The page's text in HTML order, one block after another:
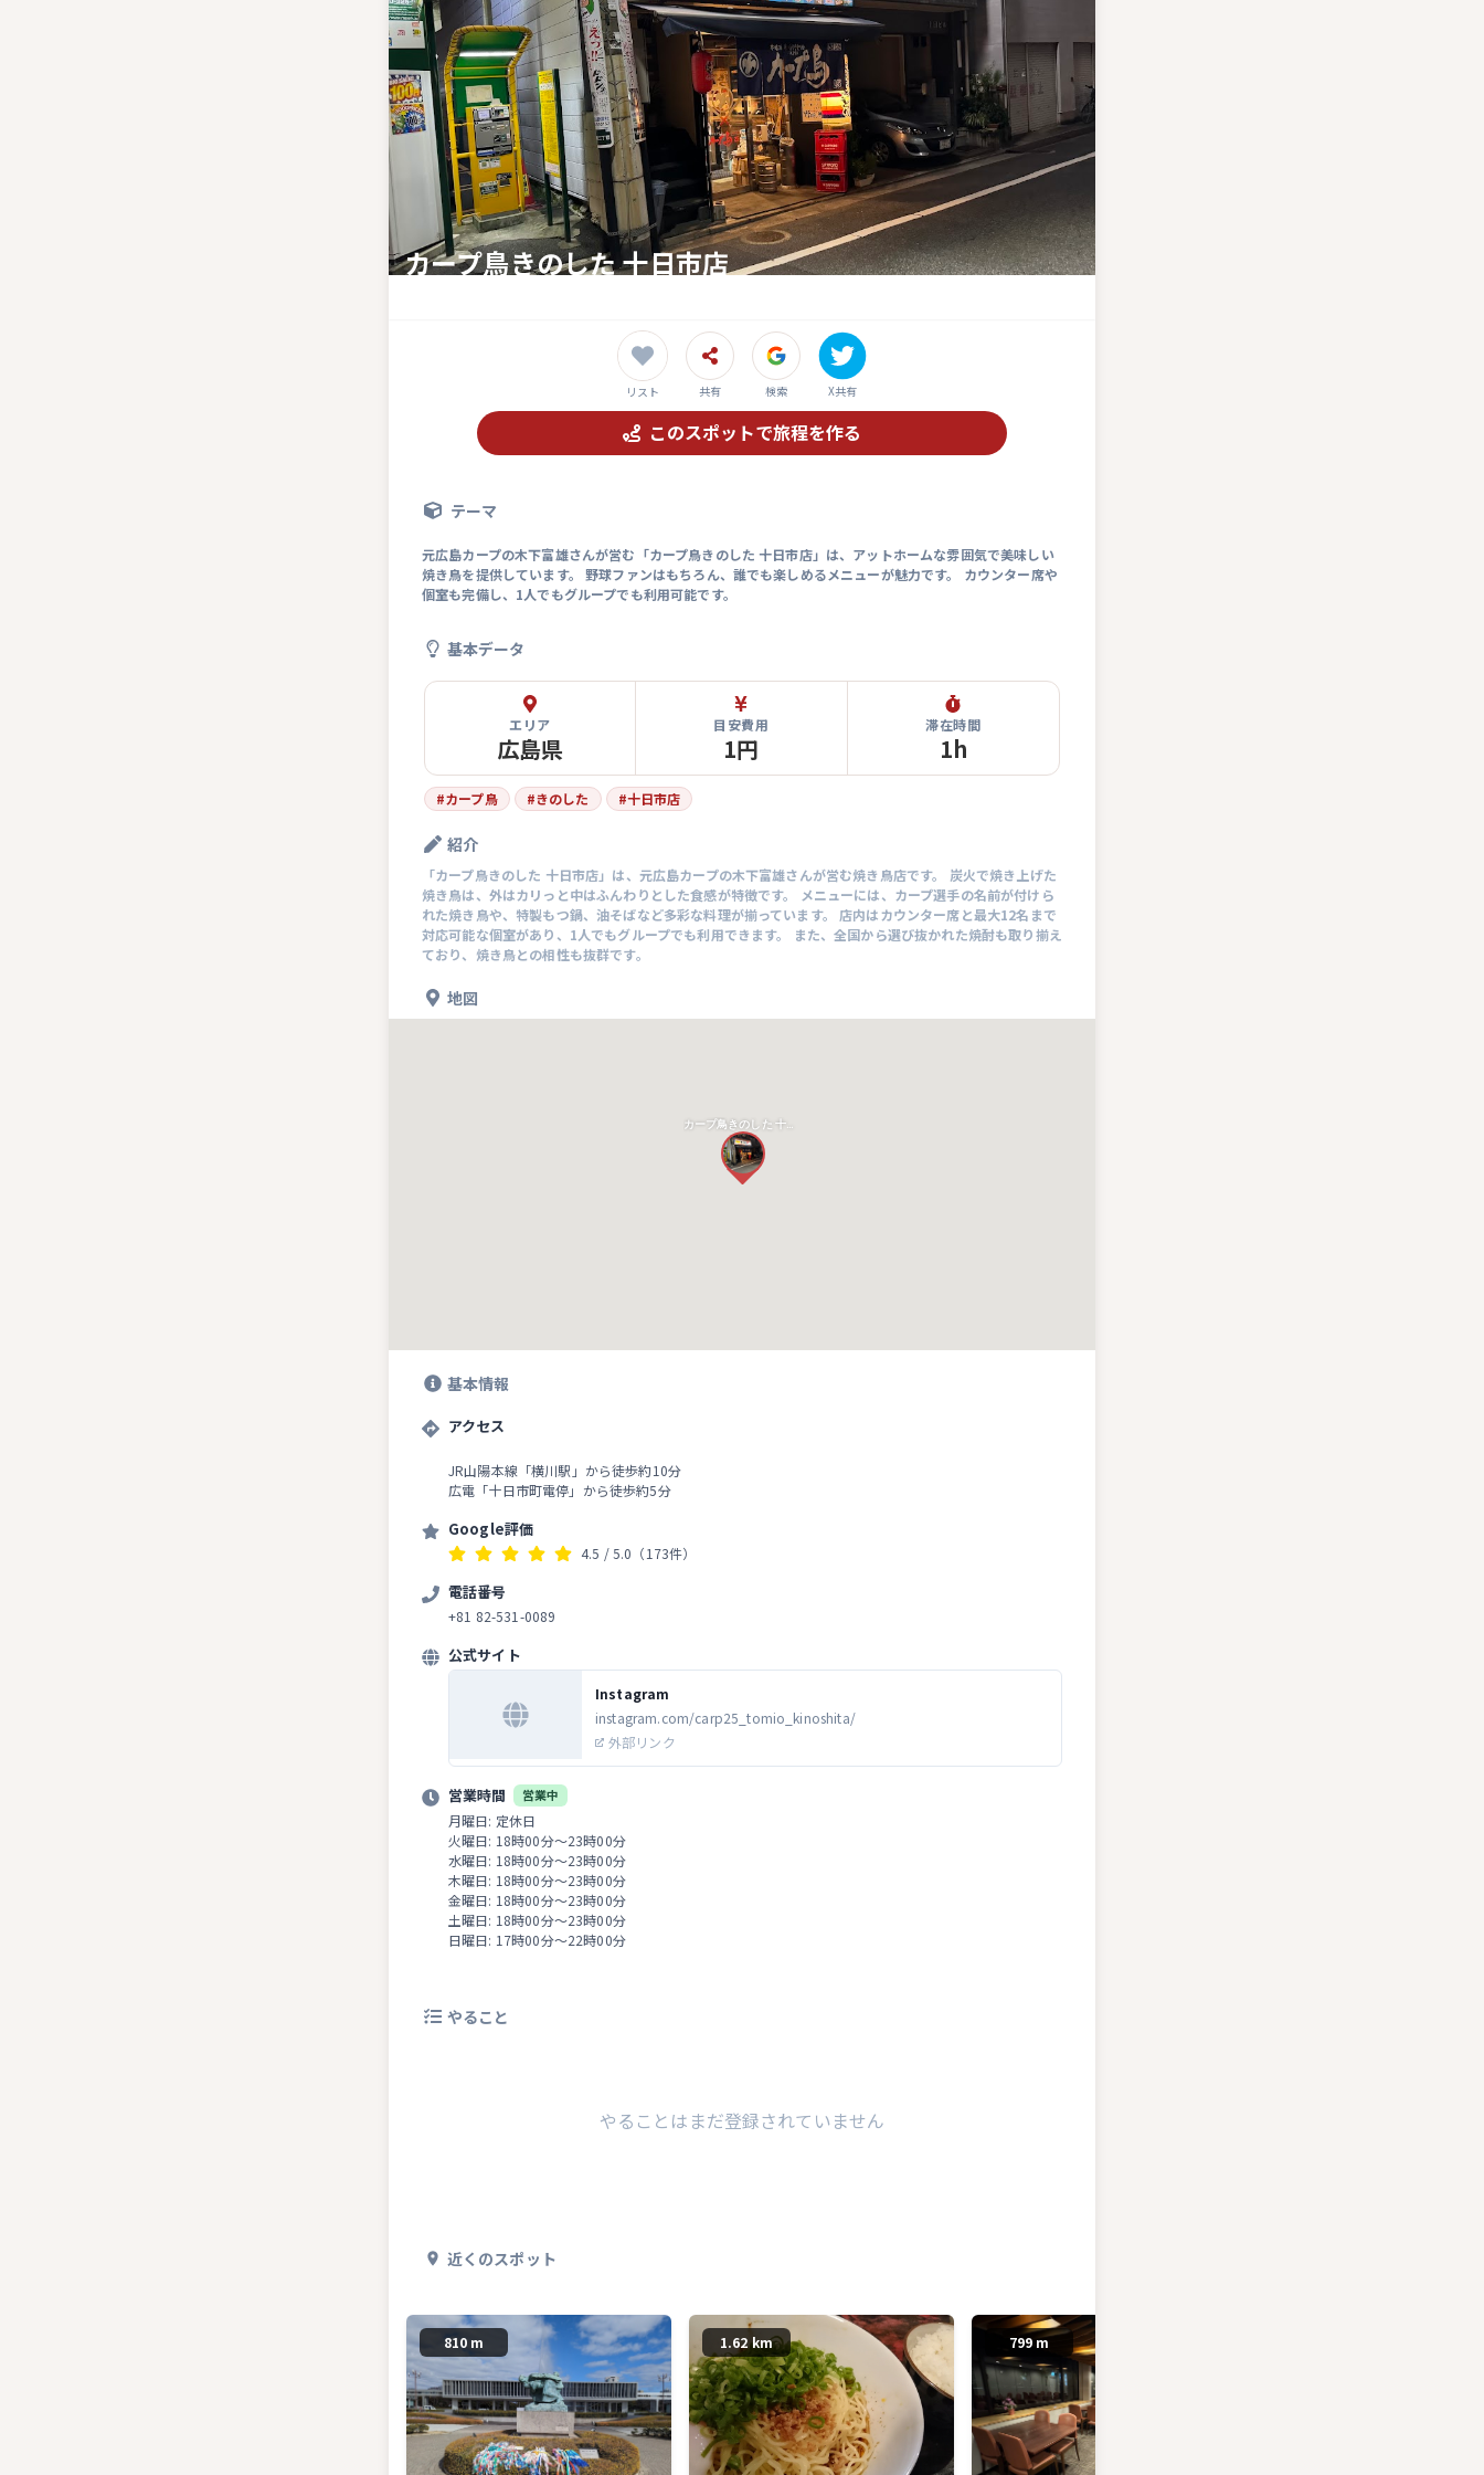
カープ鳥きのした 十日市店
リスト 共有 検索 X共有
このスポットで旅程を作る
テーマ
元広島カープの木下富雄さんが営む「カープ鳥きのした 十日市店」は、アットホームな雰囲気で美味しい
焼き鳥を提供しています。 野球ファンはもちろん、誰でも楽しめるメニューが魅力です。 カウンター席や
個室も完備し、1人でもグループでも利用可能です。
基本データ
エリア
広島県
目安費用
1円
滞在時間
1h
#カープ鳥 #きのした #十日市店
紹介
「カープ鳥きのした 十日市店」は、元広島カープの木下富雄さんが営む焼き鳥店です。 炭火で焼き上げた
焼き鳥は、外はカリっと中はふんわりとした食感が特徴です。 メニューには、カープ選手の名前が付けら
れた焼き鳥や、特製もつ鍋、油そばなど多彩な料理が揃っています。 店内はカウンター席と最大12名まで
対応可能な個室があり、1人でもグループでも利用できます。 また、全国から選び抜かれた焼酎も取り揃え
ており、焼き鳥との相性も抜群です。
地図
基本情報
アクセス
JR山陽本線「横川駅」から徒歩約10分
広電「十日市町電停」から徒歩約5分
Google評価
4.5 / 5.0 （173件）
電話番号
+81 82-531-0089
公式サイト
Instagram
instagram.com/carp25_tomio_kinoshita/
外部リンク
営業時間 営業中
月曜日: 定休日
火曜日: 18時00分～23時00分
水曜日: 18時00分～23時00分
木曜日: 18時00分～23時00分
金曜日: 18時00分～23時00分
土曜日: 18時00分～23時00分
日曜日: 17時00分～22時00分
やること
やることはまだ登録されていません
近くのスポット
810 m 1.62 km 799 m